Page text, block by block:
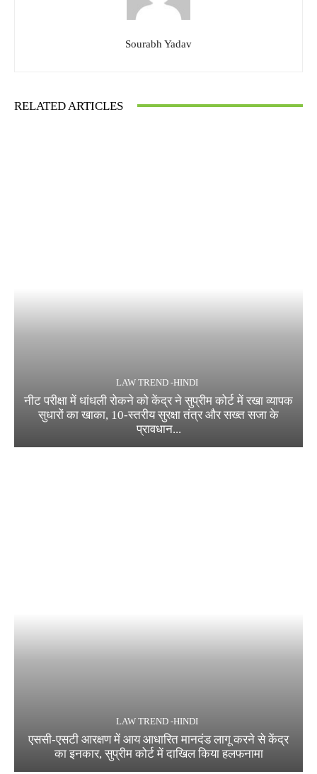
Sourabh Yadav
RELATED ARTICLES
LAW TREND -HINDI
नीट परीक्षा में धांधली रोकने को केंद्र ने सुप्रीम कोर्ट में रखा व्यापक
सुधारों का खाका, 10-स्तरीय सुरक्षा तंत्र और सख्त सजा के
प्रावधान...
LAW TREND -HINDI
एससी-एसटी आरक्षण में आय आधारित मानदंड लागू करने से केंद्र
का इनकार, सुप्रीम कोर्ट में दाखिल किया हलफनामा